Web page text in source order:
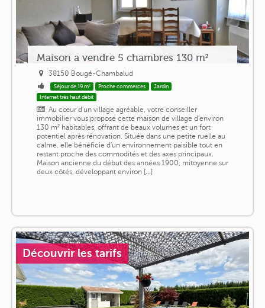
Maison a vendre 5 chambres 130 m²
38150 Bougé-Chambalud
Séjour de 19 m² Proche commerces
Jardin
Internet très haut débit
Au cœur d'un village agréable, votre conseiller
immobilier vous propose cette maison de village d'environ
130 m² habitables, offrant de beaux volumes et un fort
potentiel après rénovation. Située dans une petite ruelle au
calme, elle bénéficie d'un environnement paisible tout en
restant proche des commodités et des axes principaux.
Maison ancienne du début des années 1900, mitoyenne sur
deux côtés, développant environ [...]
Découvrir les tarifs